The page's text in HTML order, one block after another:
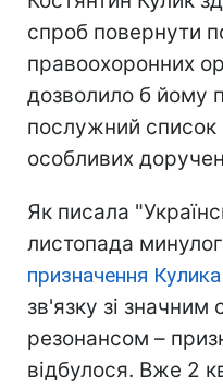
спроб повернути
правоохоронних
дозволило б йому
послужний список
особливих
Як писала
листопада
призначення
зв'язку зі значним
резонансом –
відбулося. Вже 2